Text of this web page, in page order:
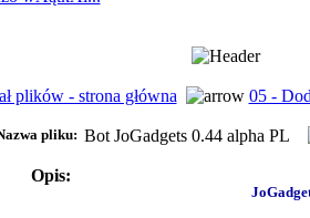
plików - strona główna 05 -
pliku: Bot JoGadgets 0.44 alpha PL
Opis: